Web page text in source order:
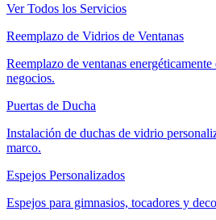
Ver Todos los Servicios
Reemplazo de Vidrios de Ventanas
Reemplazo de ventanas
negocios.
Puertas de Ducha
Instalación de duchas de vidrio
marco.
Espejos Personalizados
Espejos para gimnasios, tocadores y